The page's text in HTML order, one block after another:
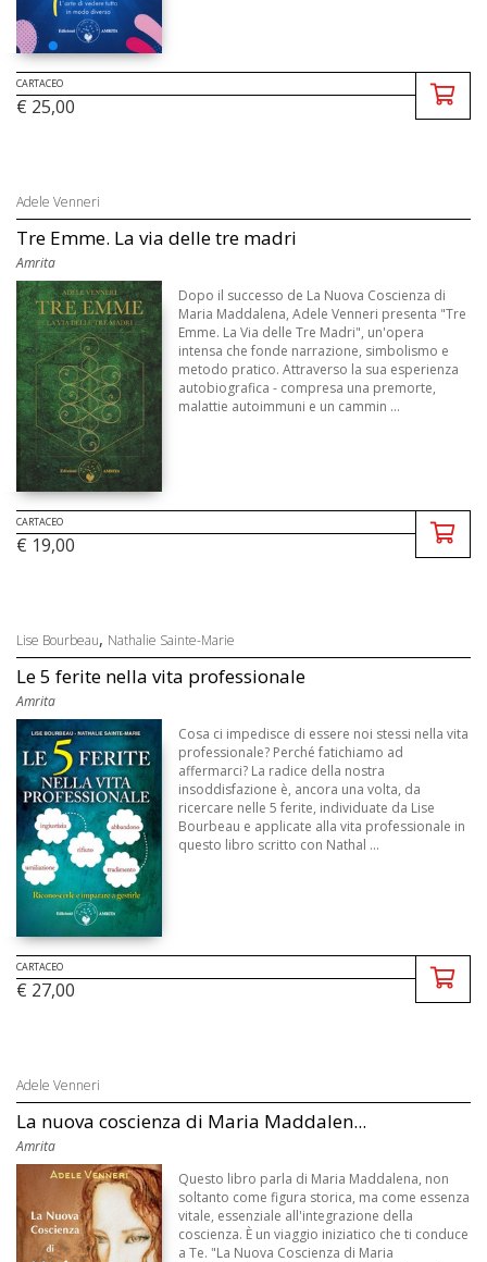
CARTACEO
€ 25,00
Adele Venneri
Tre Emme. La via delle tre madri
Amrita
Dopo il successo de La Nuova Coscienza di
Maria Maddalena, Adele Venneri presenta "Tre
Emme. La Via delle Tre Madri", un'opera
intensa che fonde narrazione, simbolismo e
metodo pratico. Attraverso la sua esperienza
autobiografica - compresa una premorte,
malattie autoimmuni e un cammin ...
CARTACEO
€ 19,00
Lise Bourbeau, Nathalie Sainte-Marie
Le 5 ferite nella vita professionale
Amrita
Cosa ci impedisce di essere noi stessi nella vita
professionale? Perché fatichiamo ad
affermarci? La radice della nostra
insoddisfazione è, ancora una volta, da
ricercare nelle 5 ferite, individuate da Lise
Bourbeau e applicate alla vita professionale in
questo libro scritto con Nathal ...
CARTACEO
€ 27,00
Adele Venneri
La nuova coscienza di Maria Maddalen...
Amrita
Questo libro parla di Maria Maddalena, non
soltanto come figura storica, ma come essenza
vitale, essenziale all'integrazione della
coscienza. È un viaggio iniziatico che ti conduce
a Te. "La Nuova Coscienza di Maria